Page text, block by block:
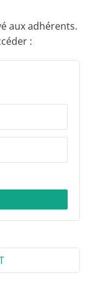
aux adhérents.
: